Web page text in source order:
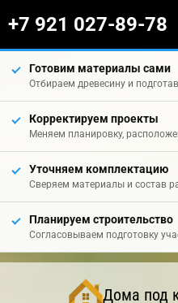
+7 921 027-89-78
Готовим материалы сами
Отбираем древесину и
Корректируем проекты
Меняем планировку,
Уточняем комплектацию
Сверяем материалы и состав
Планируем строительство
Согласовываем подготовку
Дома под